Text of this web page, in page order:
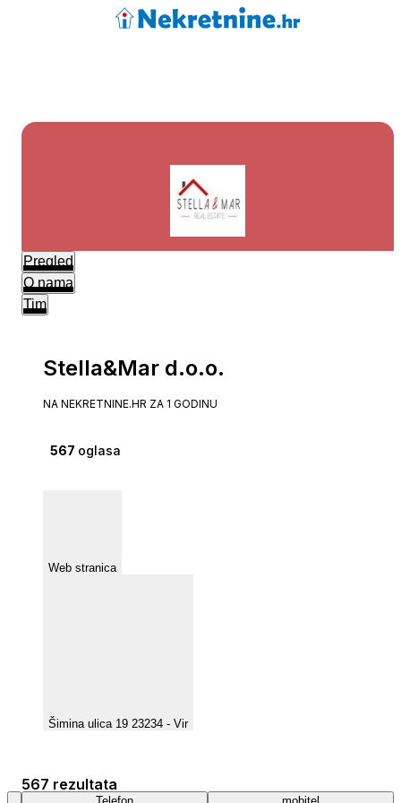
Pregled
O nama
Tim
Stella&Mar d.o.o.
NA NEKRETNINE.HR ZA 1 GODINU
567 oglasa
Web stranica
Šimina ulica 19 23234 - Vir
567 rezultata